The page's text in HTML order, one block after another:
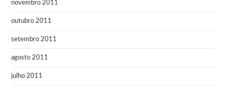
novembro 2011
outubro 2011
setembro 2011
agosto 2011
julho 2011